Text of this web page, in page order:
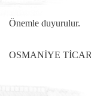
Önemle duyurulur.
OSMANİYE